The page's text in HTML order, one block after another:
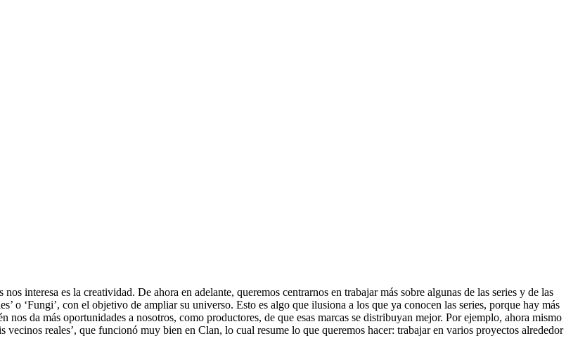
interesa es la creatividad. De ahora en adelante, queremos centrarnos en trabajar más sobre algunas de las series y de las
o ‘Fungi’, con el objetivo de ampliar su universo. Esto es algo que ilusiona a los que ya conocen las series, porque hay más
da más oportunidades a nosotros, como productores, de que esas marcas se distribuyan mejor. Por ejemplo, ahora mismo
vecinos reales’, que funcionó muy bien en Clan, lo cual resume lo que queremos hacer: trabajar en varios proyectos alrededor